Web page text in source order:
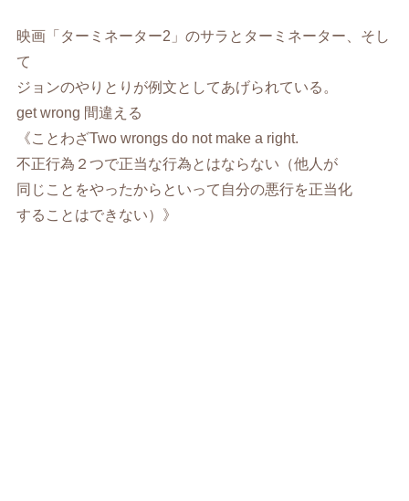
映画「ターミネーター2」のサラとターミネーター、そし
て
ジョンのやりとりが例文としてあげられている。
get wrong 間違える
《ことわざTwo wrongs do not make a right.
不正行為２つで正当な行為とはならない（他人が
同じことをやったからといって自分の悪行を正当化
することはできない）》